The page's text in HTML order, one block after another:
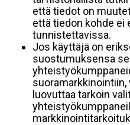
että tiedot on
että tiedon kohde ei
tunnistettavissa.
Jos käyttäjä on
suostumuksensa
luovuttaa tarkoin